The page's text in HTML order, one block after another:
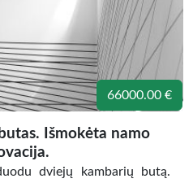
66000.00 €
Išmokėta namo
dviejų kambarių butą.